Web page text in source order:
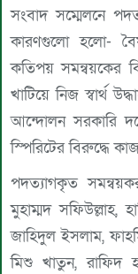
সংবাদ সম্মেলনে
কারণগুলো হলো-
কতিপয় সমন্বয়কের
খাটিয়ে নিজ স্বার্থ
আন্দোলন সরকারি
স্পিরিটের বিরুদ্ধে
পদত্যাগকৃত
মুহাম্মদ সফিউল্লাহ,
জাহিদুল ইসলাম,
মিশু খাতুন, রাফিদ